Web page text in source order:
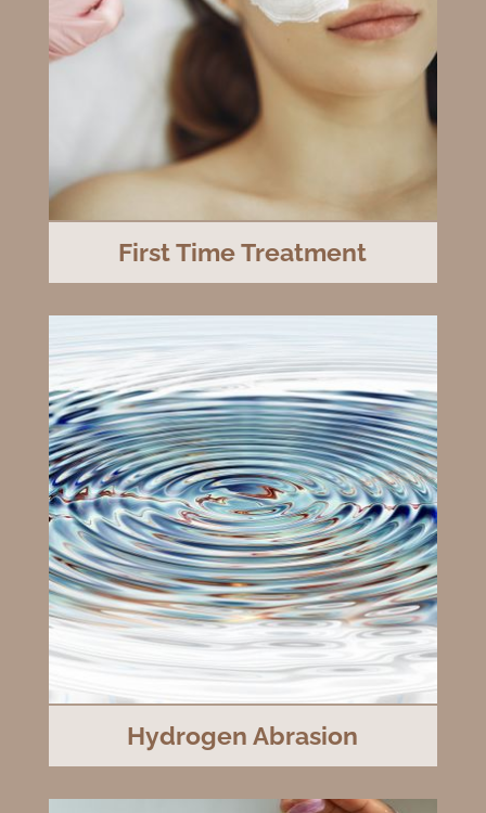
First Time Treatment
Hydrogen Abrasion